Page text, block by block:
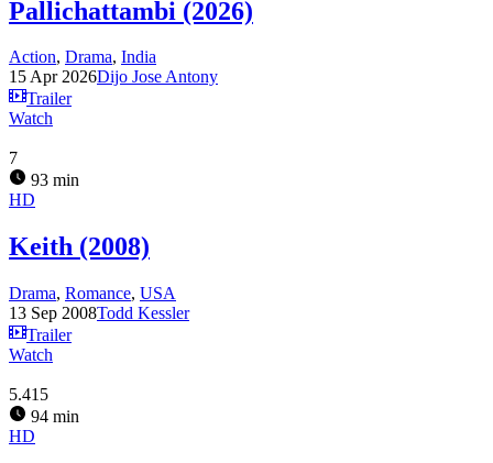
Pallichattambi (2026)
Action, Drama, India
15 Apr 2026Dijo Jose Antony
Trailer
Watch
7
93 min
HD
Keith (2008)
Drama, Romance, USA
13 Sep 2008Todd Kessler
Trailer
Watch
5.415
94 min
HD